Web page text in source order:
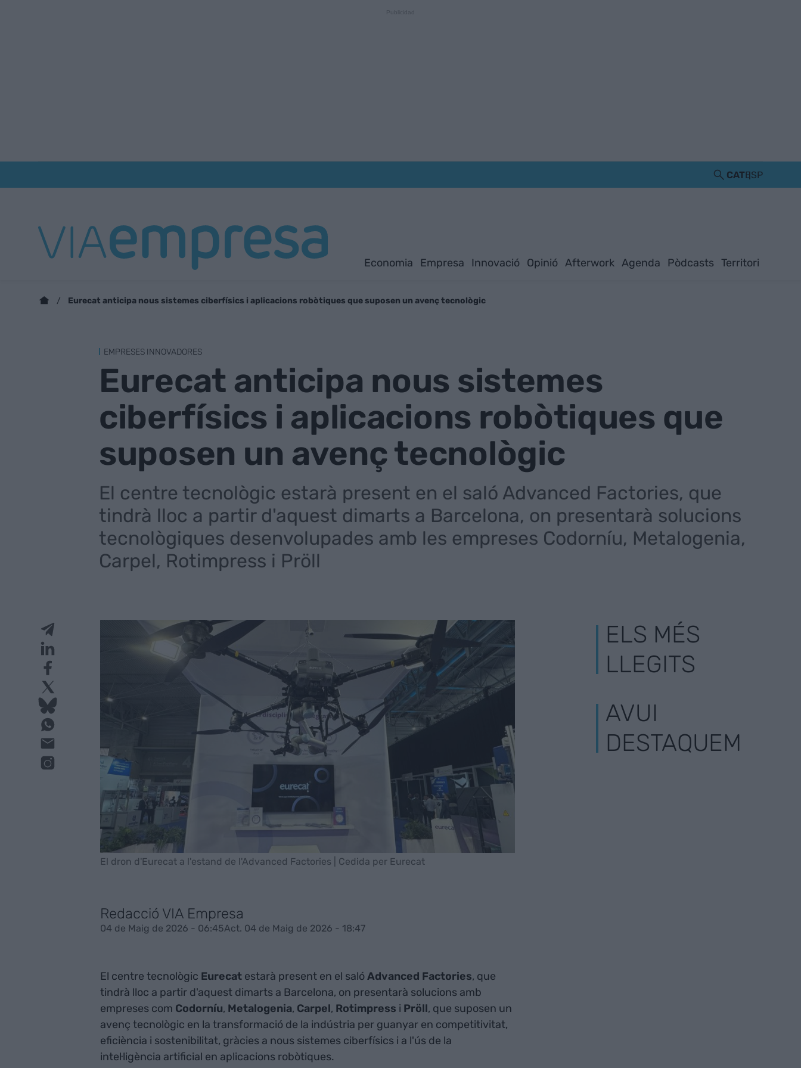
CATESP
Economia Empresa Innovació Opinió Afterwork Agenda Pòdcasts Territori
Eurecat anticipa nous sistemes ciberfísics i aplicacions robòtiques que suposen un avenç tecnològic
EMPRESES INNOVADORES
Eurecat anticipa nous sistemes
ciberfísics i aplicacions robòtiques que
suposen un avenç tecnològic
El centre tecnològic estarà present en el saló Advanced Factories, que
tindrà lloc a partir d'aquest dimarts a Barcelona, on presentarà solucions
tecnològiques desenvolupades amb les empreses Codorníu, Metalogenia,
Carpel, Rotimpress i Pröll
El dron d'Eurecat a l'estand de l'Advanced Factories | Cedida per Eurecat
Redacció VIA Empresa
04 de Maig de 2026 - 06:45Act. 04 de Maig de 2026 - 18:47
El centre tecnològic Eurecat estarà present en el salóAdvanced Factories, que
tindrà lloc a partir d'aquest dimarts a Barcelona, on presentarà solucions amb
empreses com Codorníu, Metalogenia, Carpel, Rotimpress i Pröll, que suposen un
avenç tecnològic en la transformació de la indústria per guanyar en competitivitat,
eficiència i sostenibilitat, gràcies a nous sistemes ciberfísics i a l'ús de la
intel·ligència artificial en aplicacions robòtiques.
ELS MÉS
LLEGITS
AVUI
DESTAQUEM